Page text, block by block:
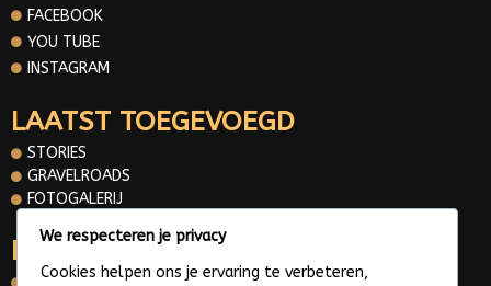
FACEBOOK
YOU TUBE
INSTAGRAM
LAATST TOEGEVOEGD
STORIES
GRAVELROADS
FOTOGALERIJ
INFORMATIE
We respecteren je privacy
Cookies helpen ons je ervaring te verbeteren,